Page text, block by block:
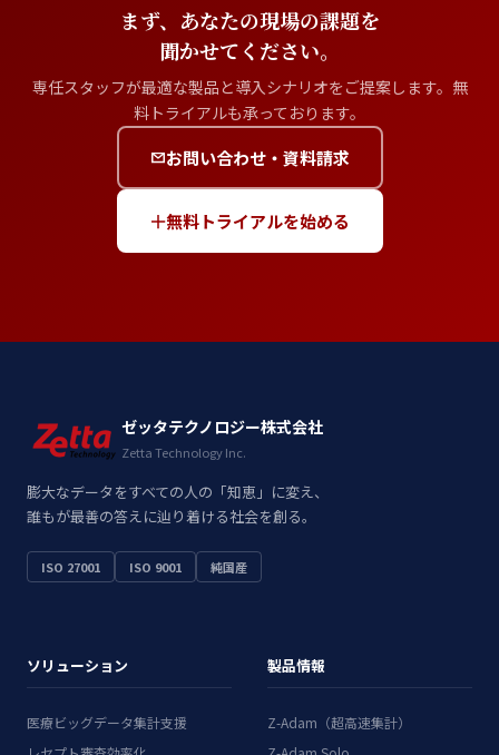
まず、あなたの現場の課題を
聞かせてください。
専任スタッフが最適な製品と導入シナリオをご提案します。無
料トライアルも承っております。
お問い合わせ・資料請求
無料トライアルを始める
ゼッタテクノロジー株式会社
Zetta Technology Inc.
膨大なデータをすべての人の「知恵」に変え、
誰もが最善の答えに辿り着ける社会を創る。
ISO 27001 ISO 9001 純国産
ソリューション
医療ビッグデータ集計支援
製品情報
Z-Adam（超高速集計）